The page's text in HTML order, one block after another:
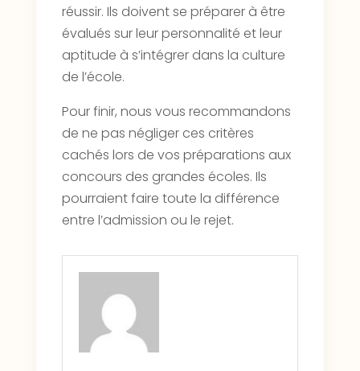
réussir. Ils doivent se préparer à être
évalués sur leur personnalité et leur
aptitude à s’intégrer dans la culture
de l’école.
Pour finir, nous vous recommandons
de ne pas négliger ces critères
cachés lors de vos préparations aux
concours des grandes écoles. Ils
pourraient faire toute la différence
entre l’admission ou le rejet.